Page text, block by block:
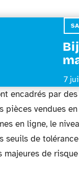
7
encadrés par
pièces vendues
en ligne, le
seuils de
majeures de